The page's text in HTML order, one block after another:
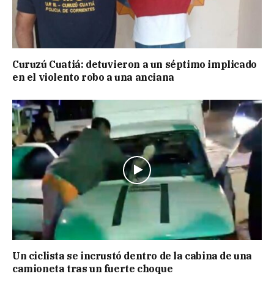
Curuzú Cuatiá: detuvieron a un séptimo implicado
en el violento robo a una anciana
Un ciclista se incrustó dentro de la cabina de una
camioneta tras un fuerte choque